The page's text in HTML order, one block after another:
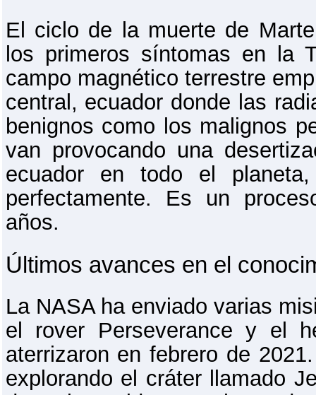
El ciclo de la muerte de
los primeros síntomas en la
campo magnético terrestre
central, ecuador donde las
benignos como los malignos
van provocando una
ecuador en todo el
perfectamente. Es un
años.
Últimos avances en el
La NASA ha enviado varias
el rover Perseverance y el
aterrizaron en febrero de
explorando el cráter llamado